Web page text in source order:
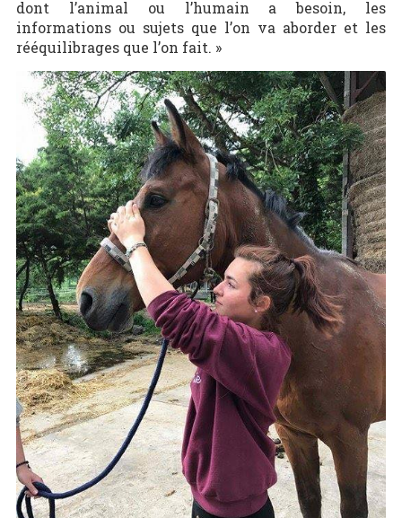
dont l’animal ou l’humain a besoin, les
informations ou sujets que l’on va aborder et les
rééquilibrages que l’on fait. »